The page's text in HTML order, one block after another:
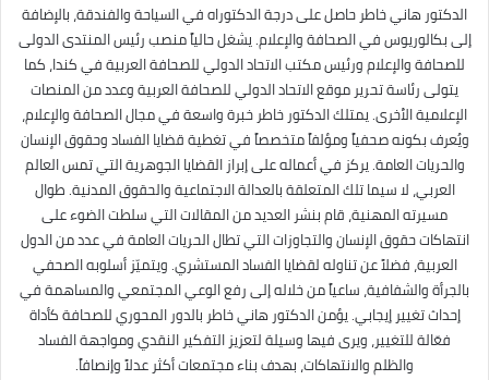
الدكتور هاني خاطر حاصل على درجة الدكتوراه في السياحة والفندقة، بالإضافة
إلى بكالوريوس في الصحافة والإعلام. يشغل حالياً منصب رئيس المنتدى الدولى
للصحافة والإعلام ورئيس مكتب الاتحاد الدولي للصحافة العربية في كندا، كما
يتولى رئاسة تحرير موقع الاتحاد الدولي للصحافة العربية وعدد من المنصات
الإعلامية الأخرى. يمتلك الدكتور خاطر خبرة واسعة في مجال الصحافة والإعلام،
ويُعرف بكونه صحفياً ومؤلفاً متخصصاً في تغطية قضايا الفساد وحقوق الإنسان
والحريات العامة. يركز في أعماله على إبراز القضايا الجوهرية التي تمس العالم
العربي، لا سيما تلك المتعلقة بالعدالة الاجتماعية والحقوق المدنية. طوال
مسيرته المهنية، قام بنشر العديد من المقالات التي سلطت الضوء على
انتهاكات حقوق الإنسان والتجاوزات التي تطال الحريات العامة في عدد من الدول
العربية، فضلاً عن تناوله لقضايا الفساد المستشري. ويتميّز أسلوبه الصحفي
بالجرأة والشفافية، ساعياً من خلاله إلى رفع الوعي المجتمعي والمساهمة في
إحداث تغيير إيجابي. يؤمن الدكتور هاني خاطر بالدور المحوري للصحافة كأداة
فعّالة للتغيير، ويرى فيها وسيلة لتعزيز التفكير النقدي ومواجهة الفساد
والظلم والانتهاكات، بهدف بناء مجتمعات أكثر عدلاً وإنصافاً.